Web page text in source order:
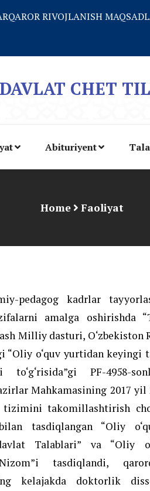
RIVOJLANISH
CHET
Abituriyent
Home Faoliyat
pedagog kadrlar
amalga oshirishda
Milliy dasturi, O‘zbekiston
“Oliy o‘quv yurtidan
to‘g‘risida”gi PF-4958-
Mahkamasining 2017
takomillashtirish
tasdiqlangan “Oliy
Talablari” va “Oliy
Nizom”i tasdiqlandi,
kelajakda doktorlik